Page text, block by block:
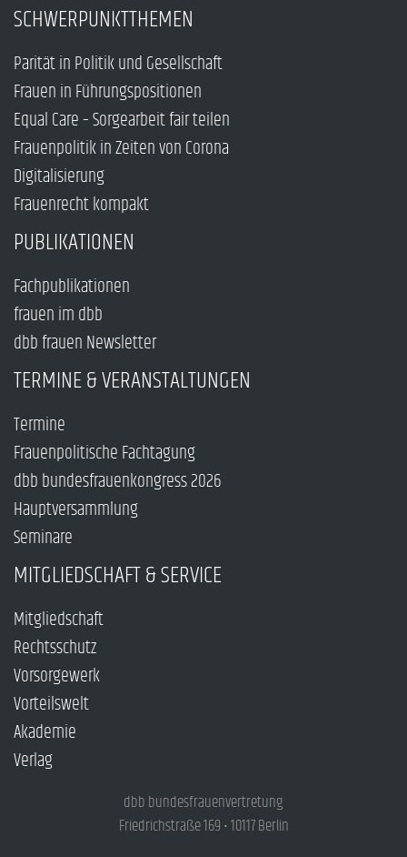
SCHWERPUNKTTHEMEN
Parität in Politik und Gesellschaft
Frauen in Führungspositionen
Equal Care – Sorgearbeit fair teilen
Frauenpolitik in Zeiten von Corona
Digitalisierung
Frauenrecht kompakt
PUBLIKATIONEN
Fachpublikationen
frauen im dbb
dbb frauen Newsletter
TERMINE & VERANSTALTUNGEN
Termine
Frauenpolitische Fachtagung
dbb bundesfrauenkongress 2026
Hauptversammlung
Seminare
MITGLIEDSCHAFT & SERVICE
Mitgliedschaft
Rechtsschutz
Vorsorgewerk
Vorteilswelt
Akademie
Verlag
dbb bundesfrauenvertretung
Friedrichstraße 169 • 10117 Berlin